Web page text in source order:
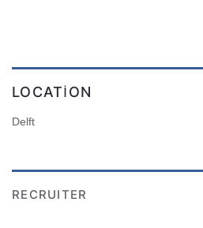
LOCATION
Delft
RECRUITER